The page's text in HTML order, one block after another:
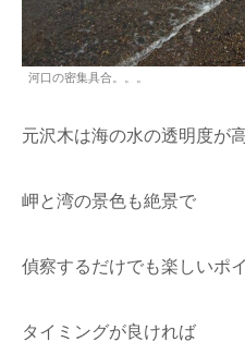
河口の密集具合。。。
元沢木は海の水の透明度が
岬と湾の景色も絶景で
偵察するだけでも楽しいポ
タイミングが良ければ